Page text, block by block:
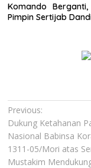
Komando
Pimpin Sertijab
Navigasi
pos
Previous:
Dukung Ketahanan
Nasional Babinsa
1311-05/Mori atas
Mustakim